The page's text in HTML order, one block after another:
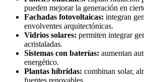
pueden mejorar la generación en
Fachadas fotovoltaicas: integran
envolventes arquitectónicas.
Vidrios solares: permiten integrar
acristaladas.
Sistemas con baterías: aumentan
energético.
Plantas híbridas: combinan solar,
fuentes renovables.